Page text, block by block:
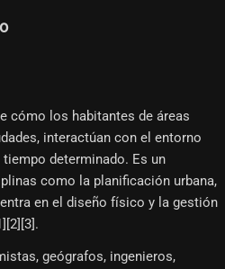
cómo los habitantes de áreas
interactúan con el entorno
determinado. Es un
como la planificación urbana,
en el diseño físico y la gestión
geógrafos, ingenieros,